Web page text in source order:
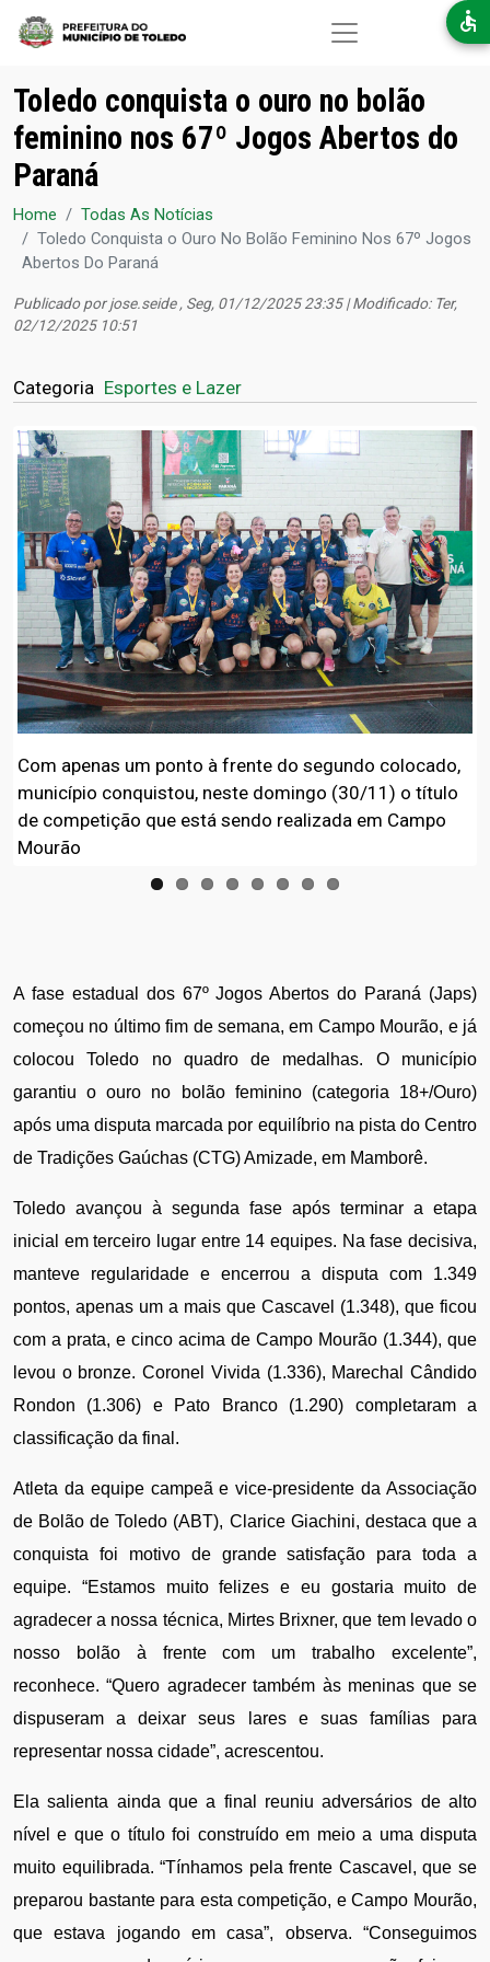
Pular para o conteúdo principal
Toledo conquista o ouro no bolão
feminino nos 67º Jogos Abertos do
Paraná
Home
Todas As Notícias
Toledo Conquista o Ouro No Bolão Feminino Nos 67º Jogos
Abertos Do Paraná
Publicado porjose.seide, Seg, 01/12/2025 23:35 | Modificado: Ter,
02/12/2025 10:51
Categoria Esportes e Lazer
Com apenas um ponto à frente do segundo colocado,
município conquistou, neste domingo (30/11) o título
de competição que está sendo realizada em Campo
Mourão
A fase estadual dos 67º Jogos Abertos do Paraná (Japs)
começou no último fim de semana, em Campo Mourão, e já
colocou Toledo no quadro de medalhas. O município
garantiu o ouro no bolão feminino (categoria 18+/Ouro)
após uma disputa marcada por equilíbrio na pista do Centro
de Tradições Gaúchas (CTG) Amizade, em Mamborê.
Toledo avançou à segunda fase após terminar a etapa
inicial em terceiro lugar entre 14 equipes. Na fase decisiva,
manteve regularidade e encerrou a disputa com 1.349
pontos, apenas um a mais que Cascavel (1.348), que ficou
com a prata, e cinco acima de Campo Mourão (1.344), que
levou o bronze. Coronel Vivida (1.336), Marechal Cândido
Rondon (1.306) e Pato Branco (1.290) completaram a
classificação da final.
Atleta da equipe campeã e vice-presidente da Associação
de Bolão de Toledo (ABT), Clarice Giachini, destaca que a
conquista foi motivo de grande satisfação para toda a
equipe. “Estamos muito felizes e eu gostaria muito de
agradecer a nossa técnica, Mirtes Brixner, que tem levado o
nosso bolão à frente com um trabalho excelente”,
reconhece. “Quero agradecer também às meninas que se
dispuseram a deixar seus lares e suas famílias para
representar nossa cidade”, acrescentou.
Ela salienta ainda que a final reuniu adversários de alto
nível e que o título foi construído em meio a uma disputa
muito equilibrada. “Tínhamos pela frente Cascavel, que se
preparou bastante para esta competição, e Campo Mourão,
que estava jogando em casa”, observa. “Conseguimos